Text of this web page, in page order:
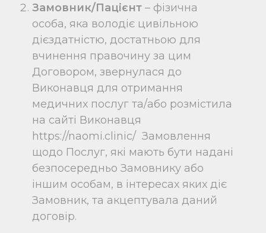
Замовник/Пацієнт – фізична
особа, яка володіє цивільною
дієздатністю, достатньою для
вчинення правочину за цим
Договором, звернулася до
Виконавця для отримання
медичних послуг та/або розмістила
на сайті Виконавця
https://naomi.clinic/ Замовлення
щодо Послуг, які мають бути надані
безпосередньо Замовнику або
іншим особам, в інтересах яких діє
Замовник, та акцептувала даний
договір.